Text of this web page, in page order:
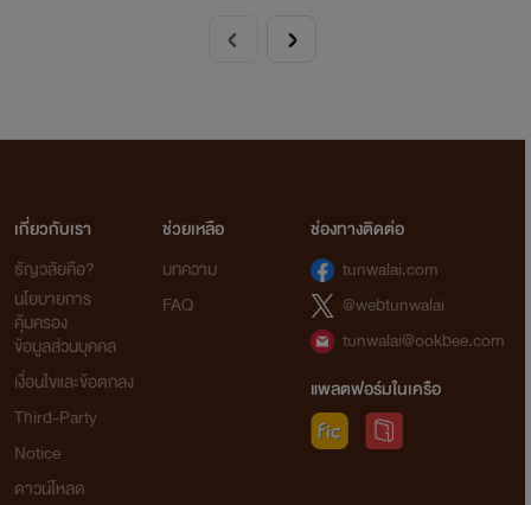
เกี่ยวกับเรา
ธัญวลัยคือ?
นโยบายการ
คุ้มครอง
ข้อมูลส่วนบุคคล
เงื่อนไขและข้อตกลง
Third-Party
Notice
ดาวน์โหลด
ช่วยเหลือ
บทความ
FAQ
ช่องทางติดต่อ
tunwalai.com
@webtunwalai
tunwalai@ookbee.com
แพลตฟอร์มในเครือ